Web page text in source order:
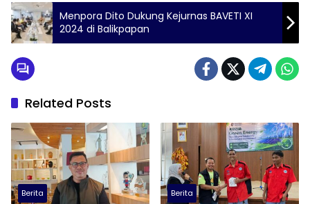
Menpora Dito Dukung Kejurnas BAVETI XI
2024 di Balikpapan
Related Posts
Berita Berita